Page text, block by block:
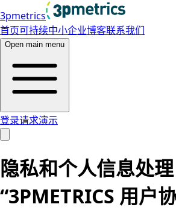
3pmetrics
首页可持续中小企业博客联系我们
Open main menu
登录请求演示
隐私和个人信息处理
“3PMETRICS 用户